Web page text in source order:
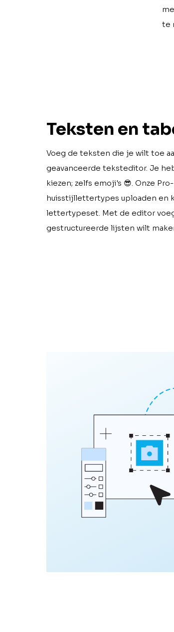
te
Teksten en
Voeg de teksten die je wilt toe
geavanceerde teksteditor. Je
kiezen; zelfs emoji's 😎. Onze
huisstijllettertypes uploaden en
lettertypeset. Met de editor
gestructureerde lijsten wilt